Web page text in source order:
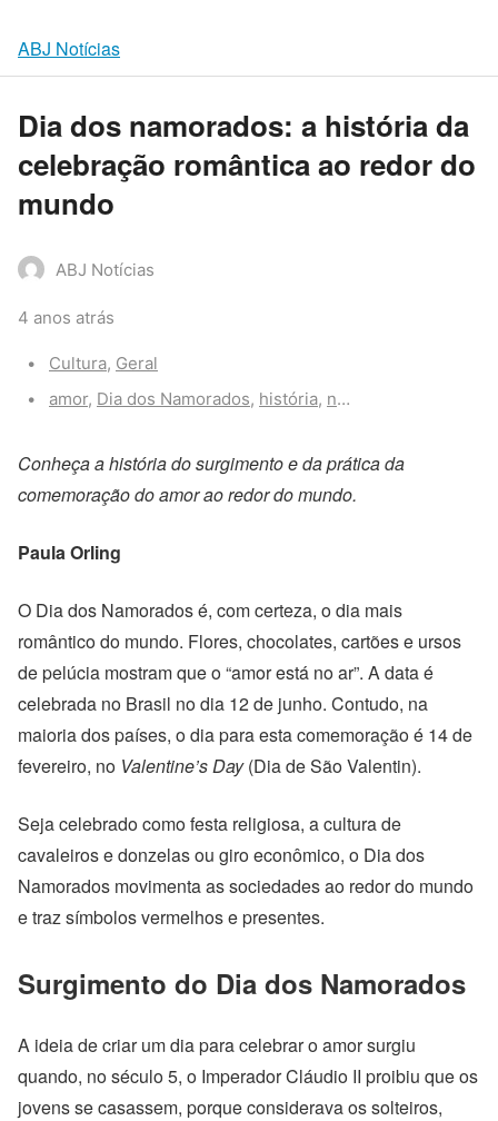
ABJ Notícias
Dia dos namorados: a história da
celebração romântica ao redor do
mundo
ABJ Notícias
4 anos atrás
Categories:
Cultura, Geral
Tags:
amor, Dia dos Namorados, história, namorado
Conheça a história do surgimento e da prática da
comemoração do amor ao redor do mundo.
Paula Orling
O Dia dos Namorados é, com certeza, o dia mais
romântico do mundo. Flores, chocolates, cartões e ursos
de pelúcia mostram que o “amor está no ar”. A data é
celebrada no Brasil no dia 12 de junho. Contudo, na
maioria dos países, o dia para esta comemoração é 14 de
fevereiro, no Valentine’s Day(Dia de São Valentin).
Seja celebrado como festa religiosa, a cultura de
cavaleiros e donzelas ou giro econômico, o Dia dos
Namorados movimenta as sociedades ao redor do mundo
e traz símbolos vermelhos e presentes.
Surgimento do Dia dos Namorados
A ideia de criar um dia para celebrar o amor surgiu
quando, no século 5, o Imperador Cláudio II proibiu que os
jovens se casassem, porque considerava os solteiros,